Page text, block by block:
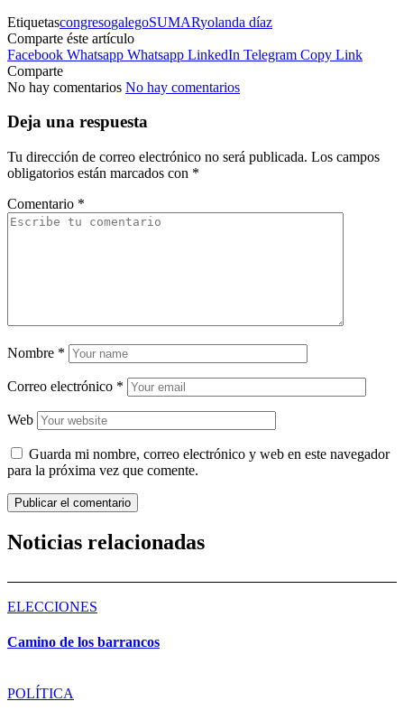
EtiquetascongresogalegoSUMARyolanda díaz
Comparte éste artículo
Facebook Whatsapp Whatsapp LinkedIn Telegram Copy Link
Comparte
No hay comentarios No hay comentarios
Deja una respuesta
Tu dirección de correo electrónico no será publicada. Los campos
obligatorios están marcados con *
Comentario *
Nombre *
Correo electrónico *
Web
Guarda mi nombre, correo electrónico y web en este navegador
para la próxima vez que comente.
Noticias relacionadas
ELECCIONES
Camino de los barrancos
POLÍTICA